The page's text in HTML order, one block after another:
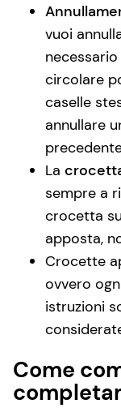
vuoi
circolare
caselle
annullare
La
sempre a
crocetta
apposta,
Crocette
ovvero
istruzioni
Come